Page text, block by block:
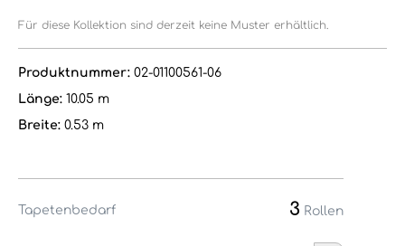
Für diese Kollektion sind derzeit keine Muster erhältlich.
Produktnummer: 02-01100561-06
Länge: 10.05 m
Breite: 0.53 m
Tapetenbedarf 3 Rollen